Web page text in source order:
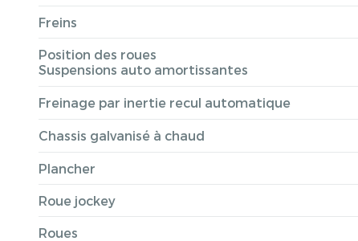
Freins
Position des roues
Suspensions auto amortissantes
Freinage par inertie recul automatique
Chassis galvanisé à chaud
Plancher
Roue jockey
Roues